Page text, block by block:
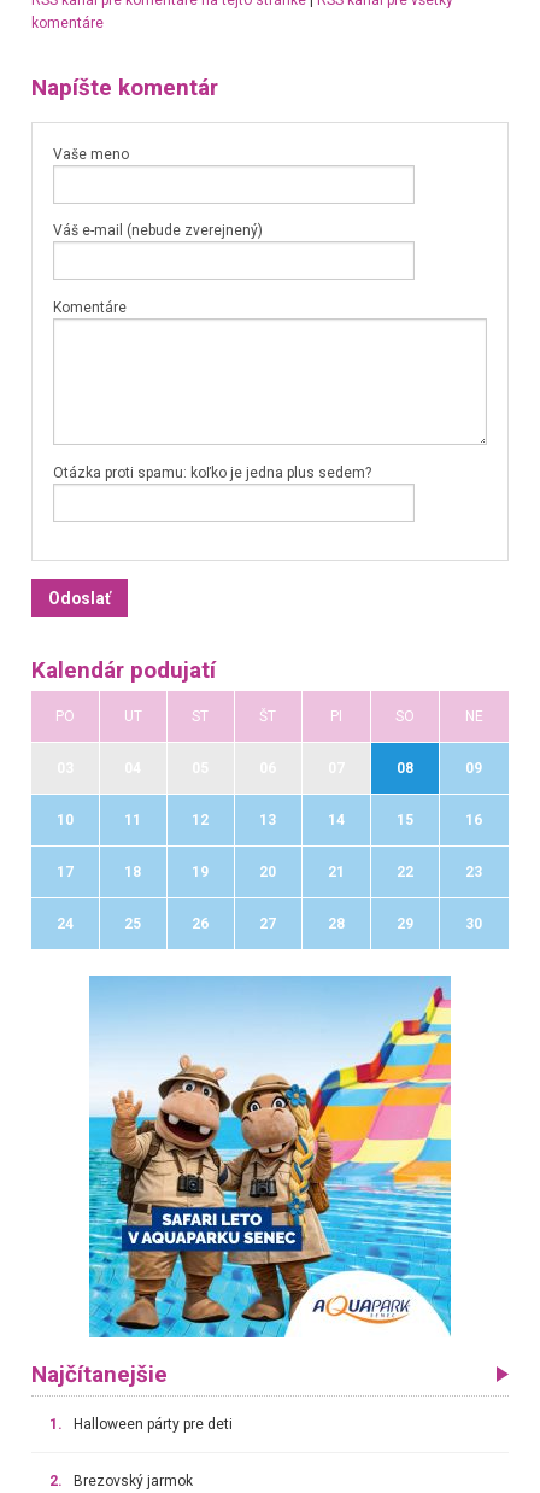
komentáre
Napíšte komentár
Vaše meno
Váš e-mail (nebude zverejnený)
Komentáre
Otázka proti spamu: koľko je jedna plus sedem?
Kalendár podujatí
PO UT ST ŠT PI SO NE
08 09
10 11 12 13 14 15 16
17 18 19 20 21 22 23
24 25 26 27 28 29 30
Najčítanejšie
1. Halloween párty pre deti
2. Brezovský jarmok